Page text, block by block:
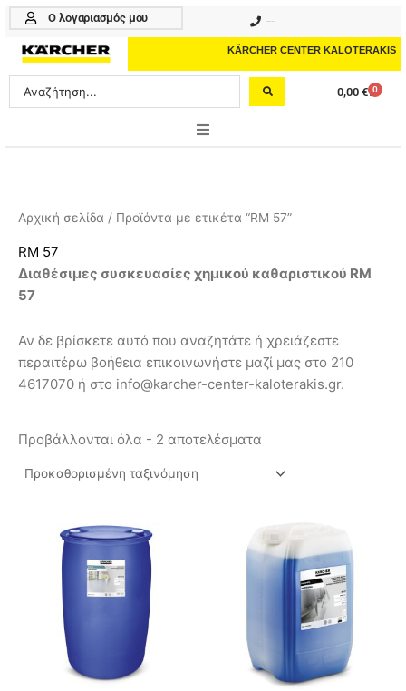
Μετάβαση
περιεχόμενο
Ο λογαριασμός μου
KÄRCHER CENTER KALOTERAKIS
Search
...
0,00 € 0
Cart
PROFESSIONAL
ΑΞΕΣΟΥΑΡ
ΥΠΗΡΕΣΙΕΣ-ΝΕΑ-ΛΥΣΕΙΣ
Αρχική σελίδα / Προϊόντα με ετικέτα “RM 57”
RM 57
Διαθέσιμες συσκευασίες χημικού καθαριστικού RM
57
Αν δε βρίσκετε αυτό που αναζητάτε ή χρειάζεστε
περαιτέρω βοήθεια επικοινωνήστε μαζί μας στο 210
4617070 ή στο info@karcher-center-kaloterakis.gr.
Προβάλλονται όλα - 2 αποτελέσματα